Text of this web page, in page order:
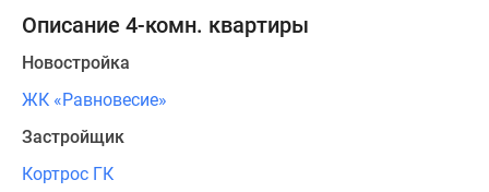
Описание 4-комн. квартиры
Новостройка
ЖК «Равновесие»
Застройщик
Кортрос ГК